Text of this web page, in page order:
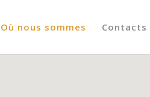
Où nous sommes Contacts